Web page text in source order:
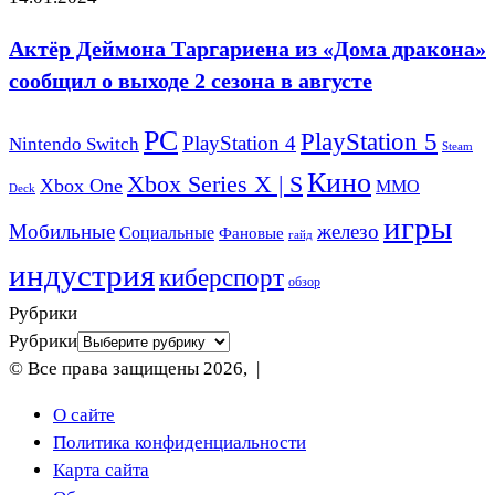
Актёр Деймона Таргариена из «Дома дракона»
сообщил о выходе 2 сезона в августе
Nintendo Switch PC PlayStation 4PlayStation 5 Steam
Deck Xbox One Xbox Series X | S Кино ММО
Мобильные Социальные Фановые гайд железо игры
индустриякиберспорт обзор
Рубрики
Рубрики
© Все права защищены 2026, |
О сайте
Политика конфиденциальности
Карта сайта